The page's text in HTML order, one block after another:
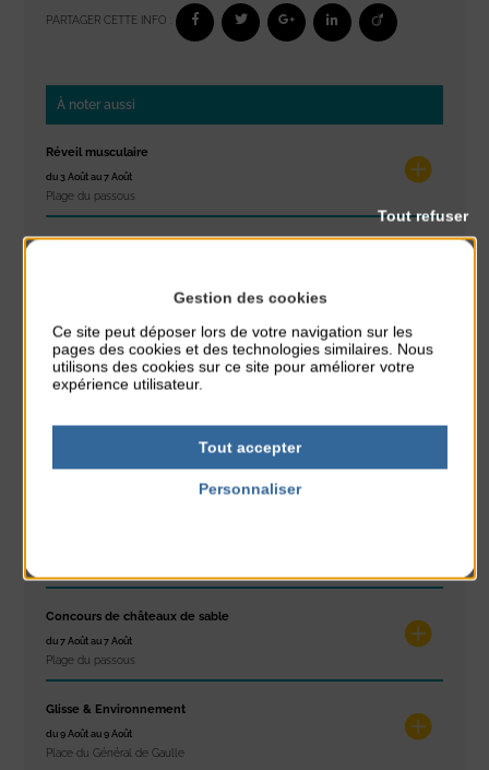
PARTAGER CETTE INFO :
À noter aussi
Réveil musculaire
du 3 Août au 7 Août
Plage du passous
Stretching
Les ateliers d’Isa
du 4 Août au 6 Août
Tennis Club Coutainville
Marché d’été
Concours de châteaux de sable
du 7 Août au 7 Août
Plage du passous
Glisse & Environnement
du 9 Août au 9 Août
Place du Général de Gaulle
Gestion des cookies
Ce site peut déposer lors de votre navigation sur les
pages des cookies et des technologies similaires. Nous
utilisons des cookies sur ce site pour améliorer votre
expérience utilisateur.
Tout accepter
Tout refuser
Personnaliser